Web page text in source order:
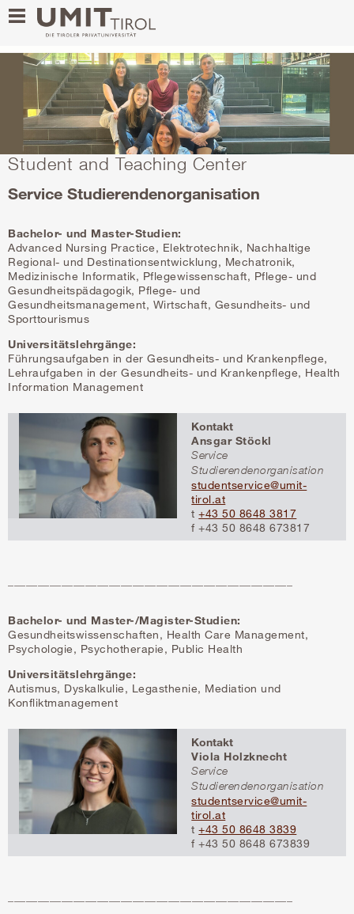
Student and Teaching Center
Service Studierendenorganisation
Bachelor- und Master-Studien:
Advanced Nursing Practice, Elektrotechnik, Nachhaltige
Regional- und Destinationsentwicklung, Mechatronik,
Medizinische Informatik, Pflegewissenschaft, Pflege- und
Gesundheitspädagogik, Pflege- und
Gesundheitsmanagement, Wirtschaft, Gesundheits- und
Sporttourismus
Universitätslehrgänge:
Führungsaufgaben in der Gesundheits- und Krankenpflege,
Lehraufgaben in der Gesundheits- und Krankenpflege, Health
Information Management
Kontakt
Ansgar Stöckl
Service
Studierendenorganisation
studentservice@umit-
tirol.at
t+43 50 8648 3817
f +43 50 8648 673817
Bachelor- und Master-/Magister-Studien:
Gesundheitswissenschaften, Health Care Management,
Psychologie, Psychotherapie, Public Health
Universitätslehrgänge:
Autismus, Dyskalkulie, Legasthenie, Mediation und
Konfliktmanagement
Kontakt
Viola Holzknecht
Service
Studierendenorganisation
studentservice@umit-
tirol.at
t+43 50 8648 3839
f +43 50 8648 673839